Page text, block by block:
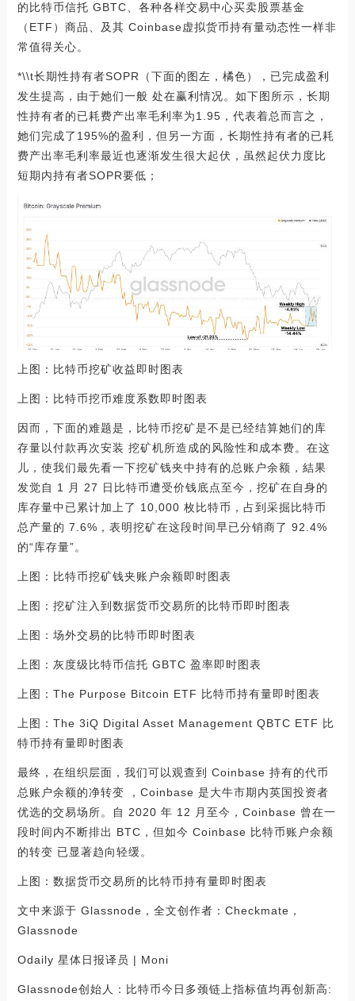
的比特币信托 GBTC、各种各样交易中心买卖股票基金
（ETF）商品、及其 Coinbase虚拟货币持有量动态性一样非
常值得关心。
*\\t长期性持有者SOPR（下面的图左，橘色），已完成盈利
发生提高，由于她们一般 处在赢利情况。如下图所示，长期
性持有者的已耗费产出率毛利率为1.95，代表着总而言之，
她们完成了195%的盈利，但另一方面，长期性持有者的已耗
费产出率毛利率最近也逐渐发生很大起伏，虽然起伏力度比
短期内持有者SOPR要低；
上图：比特币挖矿收益即时图表
上图：比特币挖币难度系数即时图表
因而，下面的难题是，比特币挖矿是不是已经结算她们的库
存量以付款再次安装 挖矿机所造成的风险性和成本费。在这
儿，使我们最先看一下挖矿钱夹中持有的总账户余额，結果
发觉自 1 月 27 日比特币遭受价钱底点至今，挖矿在自身的
库存量中已累计加上了 10,000 枚比特币，占到采掘比特币
总产量的 7.6%，表明挖矿在这段时间早已分销商了 92.4%
的“库存量”。
上图：比特币挖矿钱夹账户余额即时图表
上图：挖矿注入到数据货币交易所的比特币即时图表
上图：场外交易的比特币即时图表
上图：灰度级比特币信托 GBTC 盈率即时图表
上图：The Purpose Bitcoin ETF 比特币持有量即时图表
上图：The 3iQ Digital Asset Management QBTC ETF 比
特币持有量即时图表
最终，在组织层面，我们可以观查到 Coinbase 持有的代币
总账户余额的净转变 ，Coinbase 是大牛市期内英国投资者
优选的交易场所。自 2020 年 12 月至今，Coinbase 曾在一
段时间内不断排出 BTC，但如今 Coinbase 比特币账户余额
的转变 已显著趋向轻缓。
上图：数据货币交易所的比特币持有量即时图表
文中来源于 Glassnode，全文创作者：Checkmate，
Glassnode
Odaily 星体日报译员 | Moni
Glassnode创始人：比特币今日多颈链上指标值均再创新高: